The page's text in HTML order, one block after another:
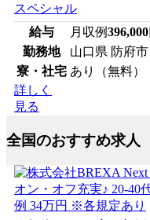
スペシャル
給与
月収例396,000
勤務地
山口県 防府市
寮・社宅 あり（無料）
詳しく
見る
全国のおすすめ求人